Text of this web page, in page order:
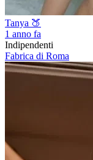
Tanya 🍑
1 anno fa
Indipendenti
Fabrica di Roma